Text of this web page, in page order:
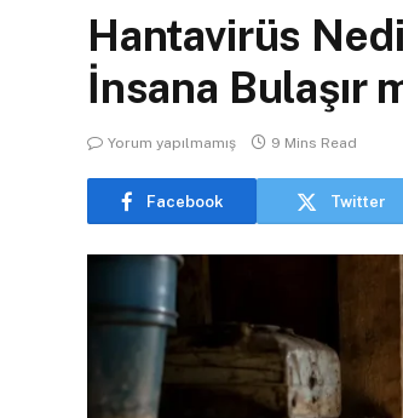
Hantavirüs
İnsana Bulaşır
Yorum yapılmamış 9 Mins Read
Facebook Twitter